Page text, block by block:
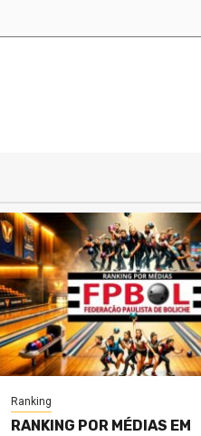
Ranking
RANKING POR MÉDIAS EM